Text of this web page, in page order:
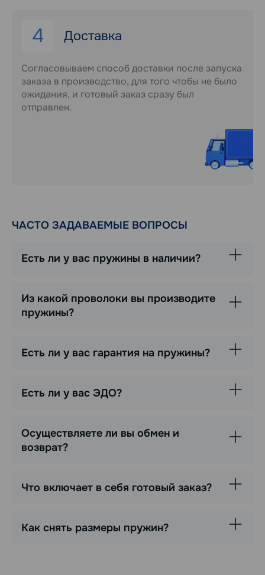
4 Доставка
Согласовываем способ доставки после запуска
заказа в производство, для того чтобы не было
ожидания, и готовый заказ сразу был
отправлен.
ЧАСТО ЗАДАВАЕМЫЕ ВОПРОСЫ
Есть ли у вас пружины в наличии?
Из какой проволоки вы производите
пружины?
Есть ли у вас гарантия на пружины?
Есть ли у вас ЭДО?
Осуществляете ли вы обмен и
возврат?
Что включает в себя готовый заказ?
Как снять размеры пружин?